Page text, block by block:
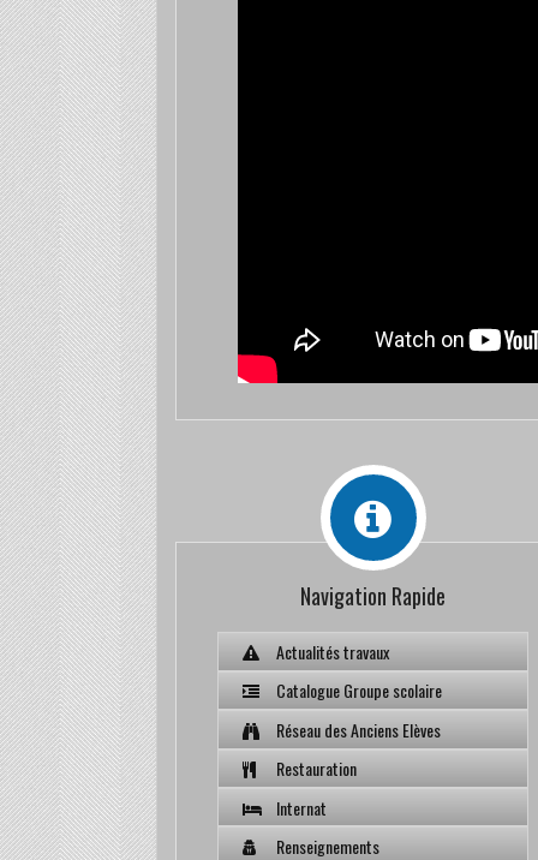
Navigation Rapide
Actualités travaux
Catalogue Groupe scolaire
Réseau des Anciens Elèves
Restauration
Internat
Renseignements